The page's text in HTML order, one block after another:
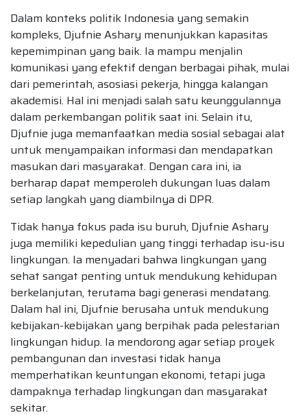
Dalam konteks politik Indonesia yang semakin
kompleks, Djufnie Ashary menunjukkan kapasitas
kepemimpinan yang baik. Ia mampu menjalin
komunikasi yang efektif dengan berbagai pihak, mulai
dari pemerintah, asosiasi pekerja, hingga kalangan
akademisi. Hal ini menjadi salah satu keunggulannya
dalam perkembangan politik saat ini. Selain itu,
Djufnie juga memanfaatkan media sosial sebagai alat
untuk menyampaikan informasi dan mendapatkan
masukan dari masyarakat. Dengan cara ini, ia
berharap dapat memperoleh dukungan luas dalam
setiap langkah yang diambilnya di DPR.
Tidak hanya fokus pada isu buruh, Djufnie Ashary
juga memiliki kepedulian yang tinggi terhadap isu-isu
lingkungan. Ia menyadari bahwa lingkungan yang
sehat sangat penting untuk mendukung kehidupan
berkelanjutan, terutama bagi generasi mendatang.
Dalam hal ini, Djufnie berusaha untuk mendukung
kebijakan-kebijakan yang berpihak pada pelestarian
lingkungan hidup. Ia mendorong agar setiap proyek
pembangunan dan investasi tidak hanya
memperhatikan keuntungan ekonomi, tetapi juga
dampaknya terhadap lingkungan dan masyarakat
sekitar.